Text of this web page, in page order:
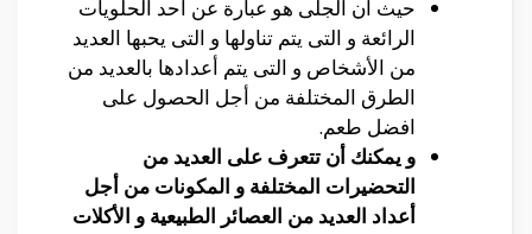
حيث أن الجلى هو عبارة عن أحد الحلويات
الرائعة و التى يتم تناولها و التى يحبها العديد
من الأشخاص و التى يتم أعدادها بالعديد من
الطرق المختلفة من أجل الحصول على
افضل طعم.
و يمكنك أن تتعرف على العديد من
التحضيرات المختلفة و المكونات من أجل
أعداد العديد من العصائر الطبيعية و الأكلات